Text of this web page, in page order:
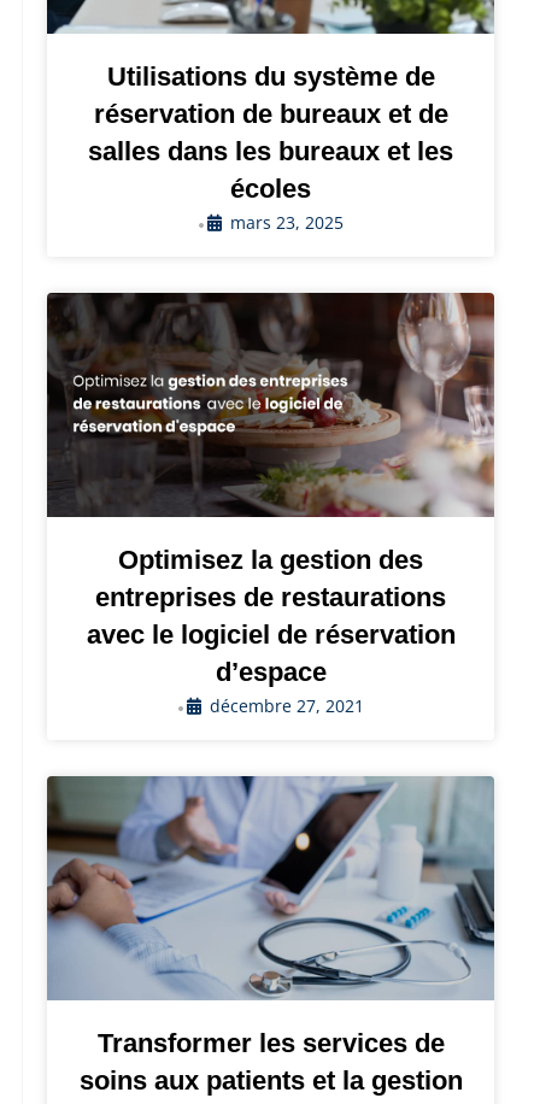
Utilisations du système de
réservation de bureaux et de
salles dans les bureaux et les
écoles
• mars 23, 2025
Optimisez la gestion des
entreprises de restaurations
avec le logiciel de réservation
d’espace
• décembre 27, 2021
Transformer les services de
soins aux patients et la gestion